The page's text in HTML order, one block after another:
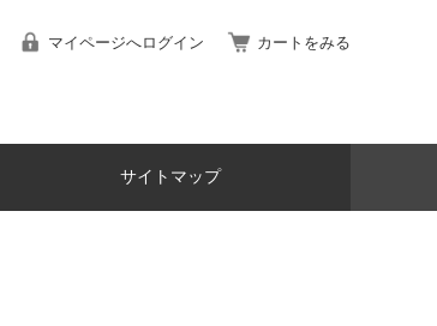
マイページへログイン カートをみる
サイトマップ